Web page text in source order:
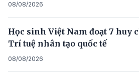
08/08/2026
Học sinh Việt Nam đoạt 7 huy
Trí tuệ nhân tạo quốc tế
08/08/2026